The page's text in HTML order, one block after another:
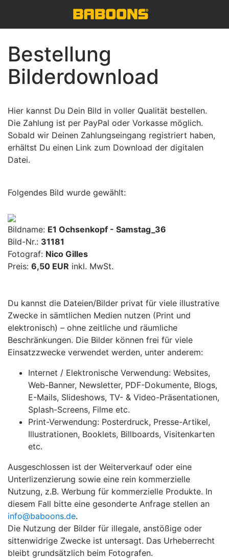
Bestellung
Bilderdownload
Hier kannst Du Dein Bild in voller Qualität bestellen.
Die Zahlung ist per PayPal oder Vorkasse möglich.
Sobald wir Deinen Zahlungseingang registriert haben,
erhältst Du einen Link zum Download der digitalen
Datei.
Folgendes Bild wurde gewählt:
Bildname: E1 Ochsenkopf - Samstag_36
Bild-Nr.: 31181
Fotograf: Nico Gilles
Preis: 6,50 EUR inkl. MwSt.
Du kannst die Dateien/Bilder privat für viele illustrative
Zwecke in sämtlichen Medien nutzen (Print und
elektronisch) – ohne zeitliche und räumliche
Beschränkungen. Die Bilder können frei für viele
Einsatzzwecke verwendet werden, unter anderem:
Internet / Elektronische Verwendung: Websites,
Web-Banner, Newsletter, PDF-Dokumente, Blogs,
E-Mails, Slideshows, TV- & Video-Präsentationen,
Splash-Screens, Filme etc.
Print-Verwendung: Posterdruck, Presse-Artikel,
Illustrationen, Booklets, Billboards, Visitenkarten
etc.
Ausgeschlossen ist der Weiterverkauf oder eine
Unterlizenzierung sowie eine rein kommerzielle
Nutzung, z.B. Werbung für kommerzielle Produkte. In
diesem Fall bitte eine gesonderte Anfrage stellen an
info@baboons.de.
Die Nutzung der Bilder für illegale, anstößige oder
sittenwidrige Zwecke ist untersagt. Das Urheberrecht
bleibt grundsätzlich beim Fotografen.